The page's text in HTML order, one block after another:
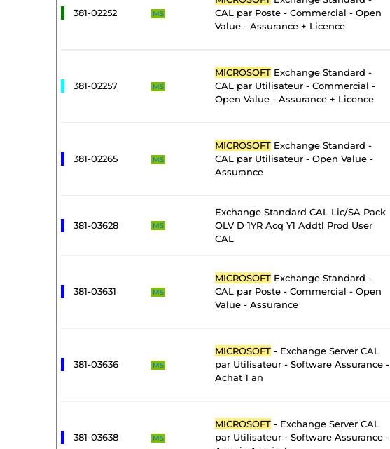
381-02252 MS
CAL par Poste - Commercial - Open
Value - Assurance + Licence
381-02257 MS
MICROSOFT Exchange Standard -
CAL par Utilisateur - Commercial -
Open Value - Assurance + Licence
381-02265 MS
MICROSOFT Exchange Standard -
CAL par Utilisateur - Open Value -
Assurance
381-03628 MS
Exchange Standard CAL Lic/SA Pack
OLV D 1YR Acq Y1 Addtl Prod User
CAL
381-03631 MS
MICROSOFT Exchange Standard -
CAL par Poste - Commercial - Open
Value - Assurance
381-03636 MS
MICROSOFT - Exchange Server CAL
par Utilisateur - Software Assurance -
Achat 1 an
381-03638 MS
MICROSOFT - Exchange Server CAL
par Utilisateur - Software Assurance -